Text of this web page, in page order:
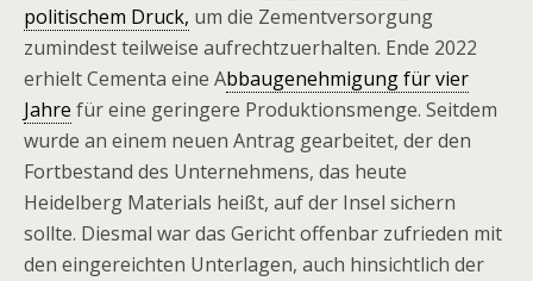
politischem Druck, um die Zementversorgung
zumindest teilweise aufrechtzuerhalten. Ende 2022
erhielt Cementa eine Abbaugenehmigung für vier
Jahre für eine geringere Produktionsmenge. Seitdem
wurde an einem neuen Antrag gearbeitet, der den
Fortbestand des Unternehmens, das heute
Heidelberg Materials heißt, auf der Insel sichern
sollte. Diesmal war das Gericht offenbar zufrieden mit
den eingereichten Unterlagen, auch hinsichtlich der